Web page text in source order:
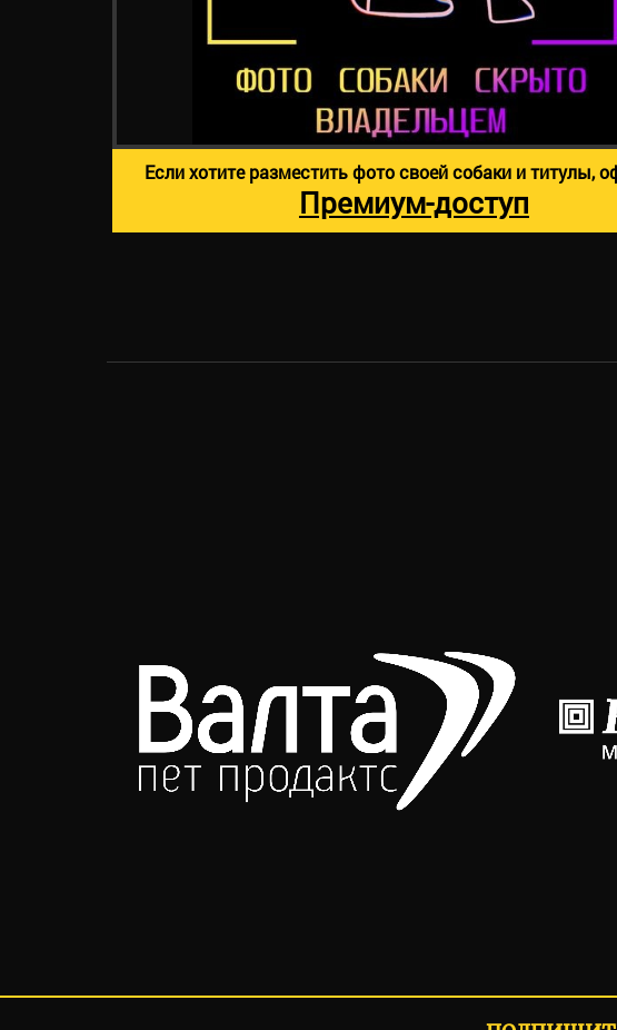
Если хотите разместить фото своей собаки и титулы,
Премиум-доступ